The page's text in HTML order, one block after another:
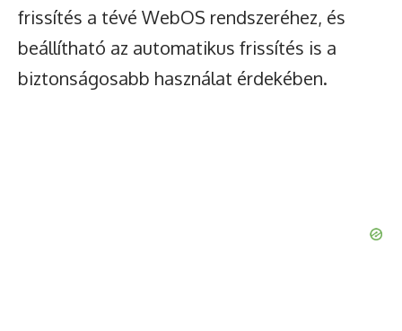
frissítés a tévé WebOS rendszeréhez, és
beállítható az automatikus frissítés is a
biztonságosabb használat érdekében.